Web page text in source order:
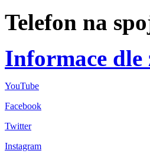
Telefon na
Informace dle
YouTube
Facebook
Twitter
Instagram